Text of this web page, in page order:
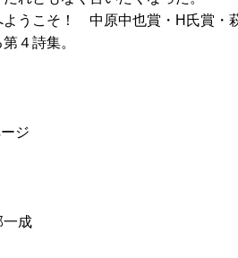
うこそ！ 中原中也賞・H氏賞・
４詩集。
ジ
一成